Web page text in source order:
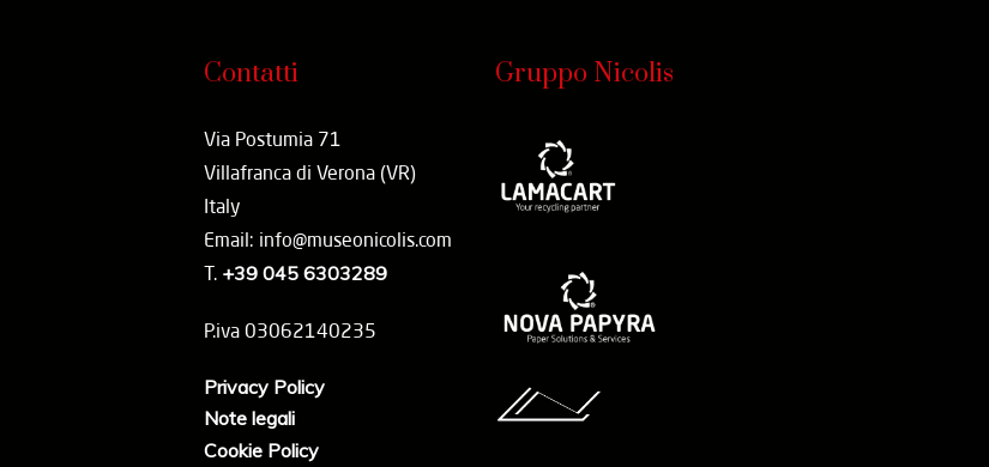
Contatti
Via Postumia 71
Villafranca di Verona (VR)
Italy
Email: info@museonicolis.com
T. +39 045 6303289
P.iva 03062140235
Privacy Policy
Note legali
Cookie Policy
Gruppo Nicolis